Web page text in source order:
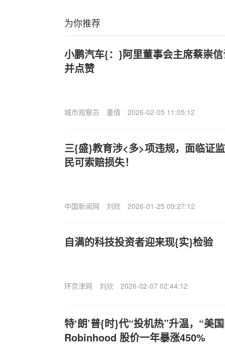
为你推荐
小鹏汽车{：}阿里董事会主席蔡崇
并点赞
城市观察员 董倩 2026-02-05 11:05:12
三{盛}教育涉<多>项违规，面临证
民可索赔损失！
中国新闻网 刘欣 2026-01-25 09:27:12
自满的科技投资者迎来现{实}检验
环京津网 刘欣 2026-02-07 02:44:12
特‘朗’普{时}代“投机热”升温，“美
Robinhood 股价一年暴涨450%